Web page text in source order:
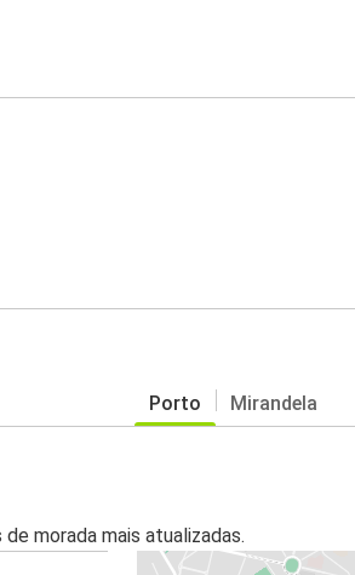
Porto Mirandela
morada mais atualizadas.